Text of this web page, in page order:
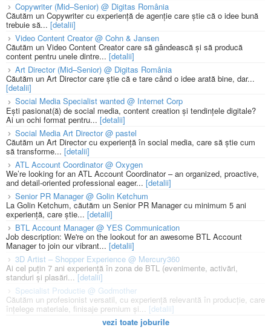
Copywriter (Mid–Senior) @ Digitas România
Căutăm un Copywriter cu experiență de agenție care știe că o idee bună
trebuie să... [detalii]
Video Content Creator @ Cohn & Jansen
Căutăm un Video Content Creator care să gândească și să producă
content pentru unele dintre... [detalii]
Art Director (Mid–Senior) @ Digitas România
Căutăm un Art Director care știe că e tare când o idee arată bine, dar...
[detalii]
Social Media Specialist wanted @ Internet Corp
Ești pasionat(ă) de social media, content creation și tendințele digitale?
Ai un ochi format pentru... [detalii]
Social Media Art Director @ pastel
Căutăm un Art Director cu experiență în social media, care să știe cum
să transforme... [detalii]
ATL Account Coordinator @ Oxygen
We’re looking for an ATL Account Coordinator – an organized, proactive,
and detail-oriented professional eager... [detalii]
Senior PR Manager @ Golin Ketchum
La Golin Ketchum, căutăm un Senior PR Manager cu minimum 5 ani
experiență, care știe... [detalii]
BTL Account Manager @ YES Communication
Job description: We're on the lookout for an awesome BTL Account
Manager to join our vibrant... [detalii]
3D Artist – Shopper Experience @ Mercury360
Ai cel puțin 7 ani experiență în zona de BTL (evenimente, activări,
standuri și plasări...[detalii]
Specialist Productie @ Godmother
Căutăm un profesionist versatil, cu experiență relevantă în producție, care
înțelege materiale, finisaje premium și... [detalii]
vezi toate joburile